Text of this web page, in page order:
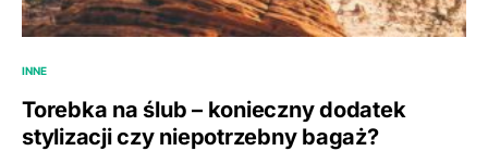
INNE
Torebka na ślub – konieczny dodatek
stylizacji czy niepotrzebny bagaż?